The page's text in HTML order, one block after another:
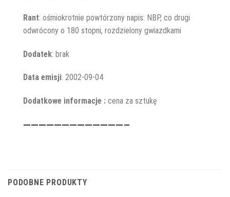
Rant: ośmiokrotnie powtórzony napis: NBP, co drugi
odwrócony o 180 stopni, rozdzielony gwiazdkami
Dodatek: brak
Data emisji: 2002-09-04
Dodatkowe informacje : cena za sztukę
—————————————–
PODOBNE PRODUKTY